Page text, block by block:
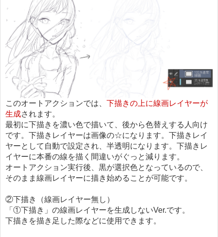
このオートアクションでは、 下描きの上に線画レイヤーが
生成されます。
最初に下描きを濃い色で描いて、後から色替えする人向け
です。下描きレイヤーは画像の☆になります。下描きレイ
ヤーとして自動で設定され、半透明になります。下描きレ
イヤーに本番の線を描く間違いがぐっと減ります。
オートアクション実行後、黒が選択色となっているので、
そのまま線画レイヤーに描き始めることが可能です。
②下描き（線画レイヤー無し）
「①下描き」の線画レイヤーを生成しないVer.です。
下描きを描き足した際などに使用できます。